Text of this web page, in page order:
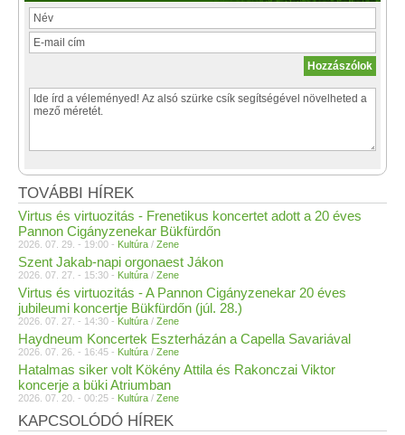
TOVÁBBI HÍREK
Virtus és virtuozitás - Frenetikus koncertet adott a 20 éves
Pannon Cigányzenekar Bükfürdőn
2026. 07. 29. - 19:00 - Kultúra / Zene
Szent Jakab-napi orgonaest Jákon
2026. 07. 27. - 15:30 - Kultúra / Zene
Virtus és virtuozitás - A Pannon Cigányzenekar 20 éves
jubileumi koncertje Bükfürdőn (júl. 28.)
2026. 07. 27. - 14:30 - Kultúra / Zene
Haydneum Koncertek Eszterházán a Capella Savariával
2026. 07. 26. - 16:45 - Kultúra / Zene
Hatalmas siker volt Kökény Attila és Rakonczai Viktor
koncerje a büki Atriumban
2026. 07. 20. - 00:25 - Kultúra / Zene
KAPCSOLÓDÓ HÍREK